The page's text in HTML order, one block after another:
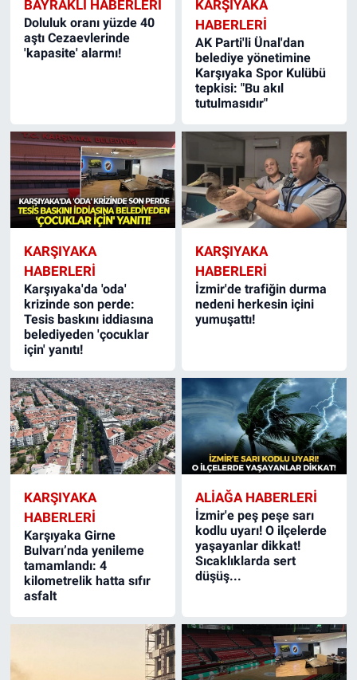
BAYRAKLI HABERLERI
Doluluk oranı yüzde 40
aştı Cezaevlerinde
'kapasite' alarmı!
KARŞIYAKA
HABERLERI
AK Parti'li Ünal'dan
belediye yönetimine
Karşıyaka Spor Kulübü
tepkisi: "Bu akıl
tutulmasıdır"
KARŞIYAKA
HABERLERI
Karşıyaka'da 'oda'
krizinde son perde:
Tesis baskını iddiasına
belediyeden 'çocuklar
için' yanıtı!
KARŞIYAKA
HABERLERI
İzmir'de trafiğin durma
nedeni herkesin içini
yumuşattı!
KARŞIYAKA
HABERLERI
Karşıyaka Girne
Bulvarı’nda yenileme
tamamlandı: 4
kilometrelik hatta sıfır
asfalt
ALIAĞA HABERLERI
İzmir'e peş peşe sarı
kodlu uyarı! O ilçelerde
yaşayanlar dikkat!
Sıcaklıklarda sert
düşüş...